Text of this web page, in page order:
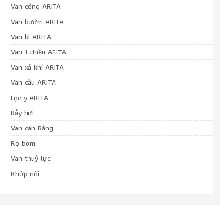
Van cổng ARITA
Van bướm ARITA
Van bi ARITA
Van 1 chiều ARITA
Van xả khí ARITA
Van cầu ARITA
Lọc y ARITA
Bẫy hơi
Van cân Bằng
Rọ bơm
Van thuỷ lực
Khớp nối